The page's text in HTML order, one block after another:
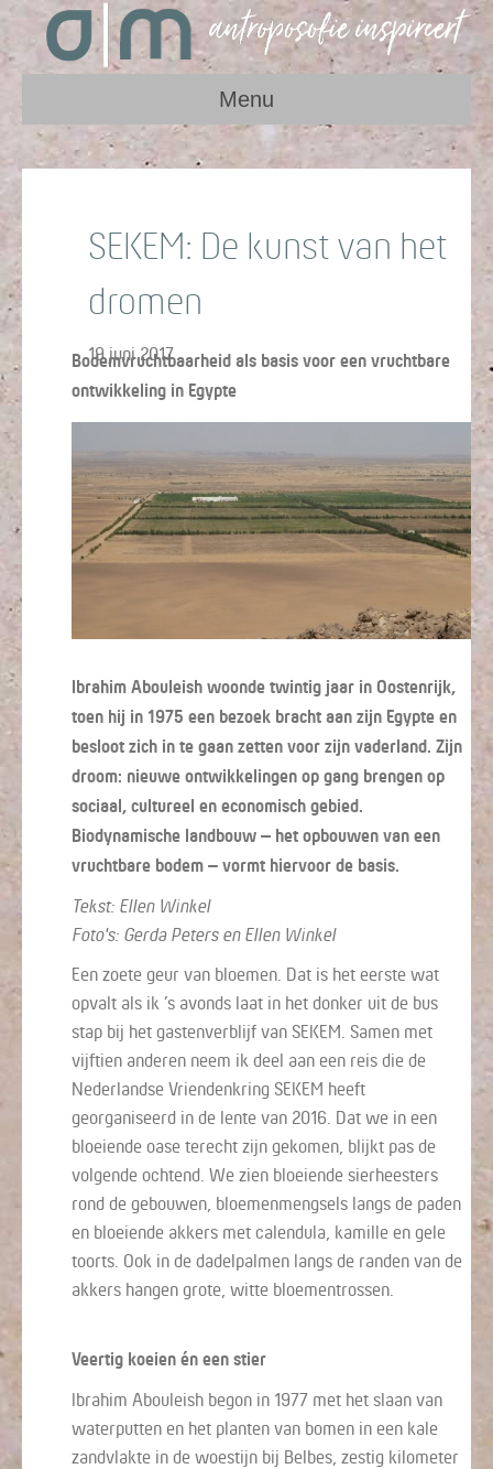
Menu
SEKEM: De kunst van het
dromen
19 juni 2017
Bodemvruchtbaarheid als basis voor een vruchtbare
ontwikkeling in Egypte
Ibrahim Abouleish woonde twintig jaar in Oostenrijk,
toen hij in 1975 een bezoek bracht aan zijn Egypte en
besloot zich in te gaan zetten voor zijn vaderland. Zijn
droom: nieuwe ontwikkelingen op gang brengen op
sociaal, cultureel en economisch gebied.
Biodynamische landbouw – het opbouwen van een
vruchtbare bodem – vormt hiervoor de basis.
Tekst: Ellen Winkel
Foto's: Gerda Peters en Ellen Winkel
Een zoete geur van bloemen. Dat is het eerste wat
opvalt als ik ’s avonds laat in het donker uit de bus
stap bij het gastenverblijf van SEKEM. Samen met
vijftien anderen neem ik deel aan een reis die de
Nederlandse Vriendenkring SEKEM heeft
georganiseerd in de lente van 2016. Dat we in een
bloeiende oase terecht zijn gekomen, blijkt pas de
volgende ochtend. We zien bloeiende sierheesters
rond de gebouwen, bloemenmengsels langs de paden
en bloeiende akkers met calendula, kamille en gele
toorts. Ook in de dadelpalmen langs de randen van de
akkers hangen grote, witte bloementrossen.
Veertig koeien én een stier
Ibrahim Abouleish begon in 1977 met het slaan van
waterputten en het planten van bomen in een kale
zandvlakte in de woestijn bij Belbes, zestig kilometer